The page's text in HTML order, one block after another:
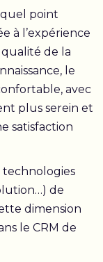
point
à l’expérience
de la
le
avec
plus serein et
satisfaction
de
dimension
le CRM de